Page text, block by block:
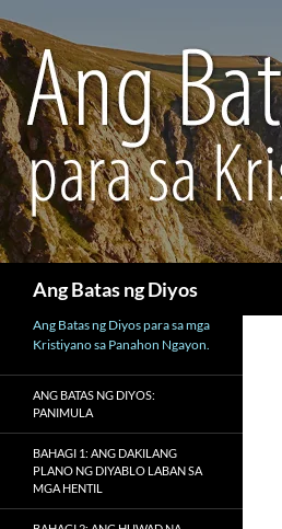
Ang Batas ng Diyos
Ang Batas ng Diyos para sa mga
Kristiyano sa Panahon Ngayon.
ANG BATAS NG DIYOS:
PANIMULA
BAHAGI 1: ANG DAKILANG
PLANO NG DIYABLO LABAN SA
MGA HENTIL